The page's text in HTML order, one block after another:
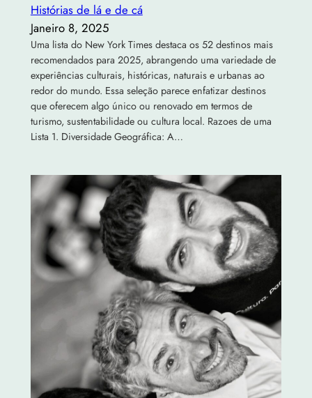
Histórias de lá e de cá
Janeiro 8, 2025
Uma lista do New York Times destaca os 52 destinos mais
recomendados para 2025, abrangendo uma variedade de
experiências culturais, históricas, naturais e urbanas ao
redor do mundo. Essa seleção parece enfatizar destinos
que oferecem algo único ou renovado em termos de
turismo, sustentabilidade ou cultura local. Razoes de uma
Lista 1. Diversidade Geográfica: A…